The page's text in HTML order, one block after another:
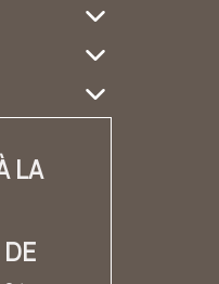
LA